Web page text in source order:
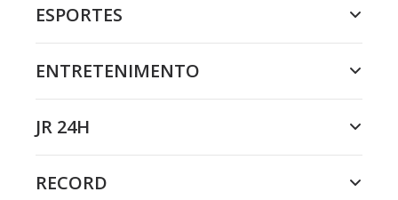
ESPORTES
ENTRETENIMENTO
JR 24H
RECORD